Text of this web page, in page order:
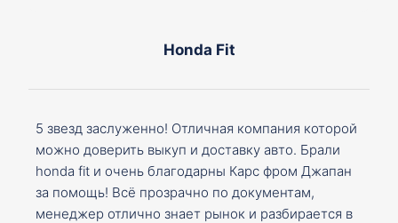
Honda Fit
5 звезд заслуженно! Отличная компания которой
можно доверить выкуп и доставку авто. Брали
honda fit и очень благодарны Карс фром Джапан
за помощь! Всё прозрачно по документам,
менеджер отлично знает рынок и разбирается в